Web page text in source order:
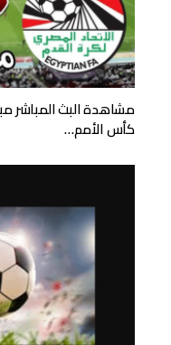
مشاهدة البث المباشر
كأس الأمم…